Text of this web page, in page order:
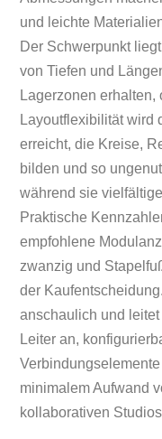
und leichte
Der Schwerpunkt
von Tiefen und
Lagerzonen erhalten,
Layoutflexibilität wird
erreicht, die Kreise,
bilden und so
während sie
Praktische
empfohlene
zwanzig und
der
anschaulich und
Leiter an,
minimalem Aufwand
kollaborativen